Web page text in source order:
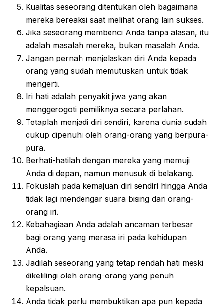
Kualitas seseorang ditentukan oleh bagaimana
mereka bereaksi saat melihat orang lain sukses.
Jika seseorang membenci Anda tanpa alasan, itu
adalah masalah mereka, bukan masalah Anda.
Jangan pernah menjelaskan diri Anda kepada
orang yang sudah memutuskan untuk tidak
mengerti.
Iri hati adalah penyakit jiwa yang akan
menggerogoti pemiliknya secara perlahan.
Tetaplah menjadi diri sendiri, karena dunia sudah
cukup dipenuhi oleh orang-orang yang berpura-
pura.
Berhati-hatilah dengan mereka yang memuji
Anda di depan, namun menusuk di belakang.
Fokuslah pada kemajuan diri sendiri hingga Anda
tidak lagi mendengar suara bising dari orang-
orang iri.
Kebahagiaan Anda adalah ancaman terbesar
bagi orang yang merasa iri pada kehidupan
Anda.
Jadilah seseorang yang tetap rendah hati meski
dikelilingi oleh orang-orang yang penuh
kepalsuan.
Anda tidak perlu membuktikan apa pun kepada